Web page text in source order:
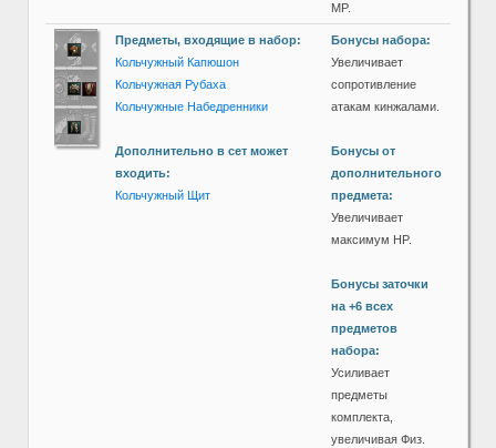
MP.
Предметы, входящие в набор:
Кольчужный Капюшон
Кольчужная Рубаха
Кольчужные Набедренники
Дополнительно в сет может
входить:
Кольчужный Щит
Бонусы набора:
Увеличивает
сопротивление
атакам кинжалами.
Бонусы от
дополнительного
предмета:
Увеличивает
максимум HP.
Бонусы заточки
на +6 всех
предметов
набора:
Усиливает
предметы
комплекта,
увеличивая Физ.